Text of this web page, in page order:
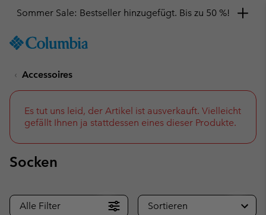
TO
SKIP
NAV
SKIP
TO
SEARCH
Hol dir einen 10 %-Gutschein
Accessoires
Es tut uns leid, der Artikel ist ausverkauft. Vielleicht
gefällt Ihnen ja stattdessen eines dieser Produkte.
Socken
Alle Filter Sortieren